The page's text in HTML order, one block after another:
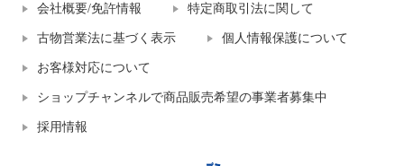
会社概要/免許情報 特定商取引法に関して
古物営業法に基づく表示 個人情報保護について
お客様対応について
ショップチャンネルで商品販売希望の事業者募集中
採用情報